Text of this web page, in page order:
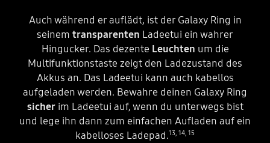
Auch während er auflädt, ist der Galaxy Ring in
seinem transparenten Ladeetui ein wahrer
Hingucker. Das dezente Leuchten um die
Multifunktionstaste zeigt den Ladezustand des
Akkus an. Das Ladeetui kann auch kabellos
aufgeladen werden. Bewahre deinen Galaxy Ring
sicherim Ladeetui auf, wenn du unterwegs bist
und lege ihn dann zum einfachen Aufladen auf ein
kabelloses Ladepad.13, 14, 15